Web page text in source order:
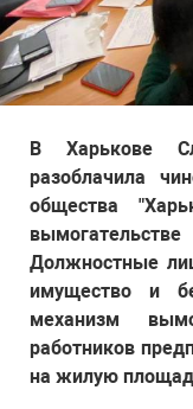
В Харькове
разоблачила
общества
Должностные
имущество и
механизм
работников
на жилую